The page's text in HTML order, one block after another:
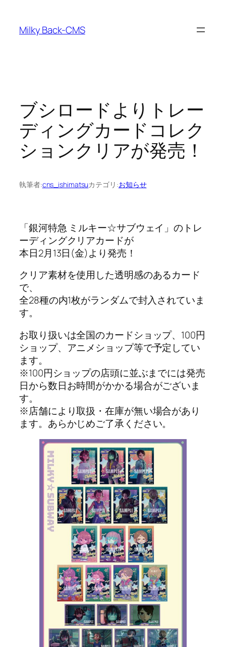
Milky Back-CMS
ブシロードよりトレー
ディングカードコレク
ションクリアが発売！
執筆者:cns_ishimatsuカテゴリ:お知らせ
「銀河特急 ミルキー☆サブウェイ」のトレ
ーディングクリアカードが
本日2月13日(金)より発売！
クリア素材を使用した透明感のあるカード
で、
全28種の内1枚がランダムで封入されていま
す。
お取り扱いは全国のカードショップ、100円
ショップ、アニメショップ等で予定してい
ます。
※100円ショップの店頭に並ぶまでには発売
日から数日お時間がかかる場合がございま
す。
※店舗により取扱・在庫が無い場合があり
ます。あらかじめご了承ください。